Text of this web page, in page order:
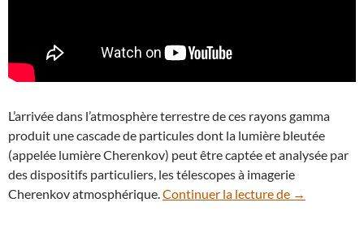
L’arrivée dans l’atmosphère terrestre de ces rayons gamma
produit une cascade de particules dont la lumière bleutée
(appelée lumière Cherenkov) peut être captée et analysée par
des dispositifs particuliers, les télescopes à imagerie
Cherenkov atmosphérique.Continuer la lecture de Un
→